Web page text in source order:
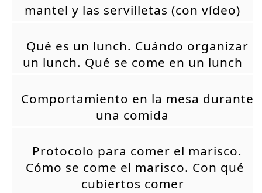
mantel y las servilletas (con vídeo)
Qué es un lunch. Cuándo organizar
un lunch. Qué se come en un lunch
Comportamiento en la mesa durante
una comida
Protocolo para comer el marisco.
Cómo se come el marisco. Con qué
cubiertos comer